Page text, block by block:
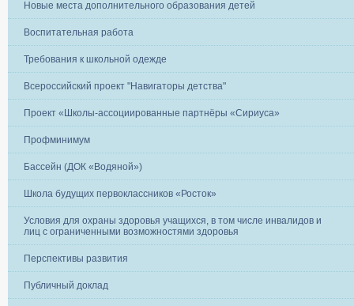
Новые места дополнительного образования детей
Воспитательная работа
Требования к школьной одежде
Всероссийский проект "Навигаторы детства"
Проект «Школы-ассоциированные партнёры «Сириуса»
Профминимум
Бассейн (ДОК «Водяной»)
Школа будущих первоклассников «Росток»
Условия для охраны здоровья учащихся, в том числе инвалидов и
лиц с ограниченными возможностями здоровья
Перспективы развития
Публичный доклад